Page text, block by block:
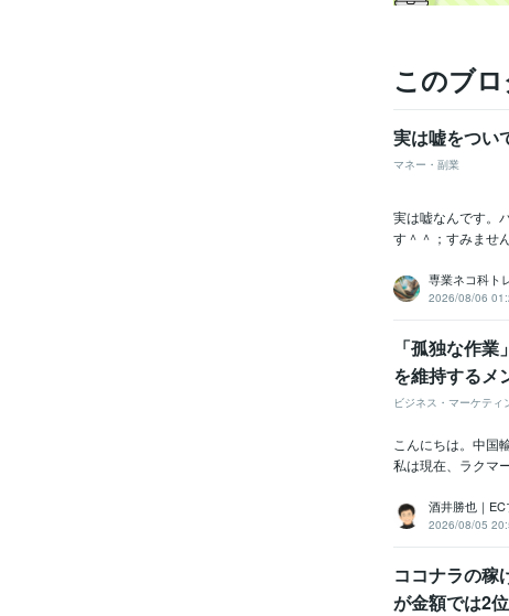
このブ
実は嘘をつい
マネー・副業
実は嘘なんです。
す＾＾；すみませ
専業ネコ科ト
2026/08/06
「孤独な作
を維持するメ
ビジネス・マーケティ
こんにちは。中国
私は現在、ラクマ
酒井勝也｜
2026/08/05
ココナラの稼
が金額では2